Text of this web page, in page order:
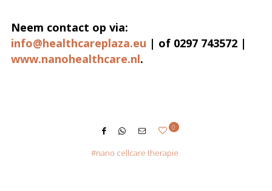
Neem contact op via:
info@healthcareplaza.eu | of 0297 743572 |
www.nanohealthcare.nl.
0
nano cellcare therapie